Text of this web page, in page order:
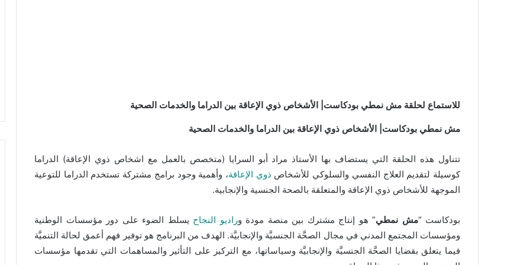
للاستماع لحلقة مش نمطي بودكاست| الأشخاص ذوي الإعاقة بين الدراما والخدمات الصحية
مش نمطي بودكاست| الأشخاص ذوي الإعاقة بين الدراما والخدمات الصحية
تتناول هذه الحلقة التي يستضاف بها الأستاذ مراد أبو السرايا (متخصص بالعمل مع اشخاص ذوي الإعاقة) الدراما
كوسيلة لتقديم العلاج النفسي والسلوكي للأشخاص ذوي الإعاقة، وأهمية وجود برامج مشتركة تستخدم الدراما للتوعية
الموجهة للأشخاص ذوي الإعاقة والمتعلقة بالصحة الجنسية والإنجابية.
بودكاست “مش نمطي” هو إنتاج مشترك بين منصة مودة وراديو النجاح يسلط الضوء على دور مؤسسات الوطنية
ومؤسسات المجتمع المدني في مجال الصحَّة الجنسيَّة والإنجابيَّة. الهدف من البرنامج هو توفير فهم أعمق لحالة التنميَّة
فيما يتعلق بقضايا الصحَّة الجنسيَّة والإنجابيَّة وسياساتها، مع التركيز على التأثير والمساهمات التي تقدمها مؤسسات